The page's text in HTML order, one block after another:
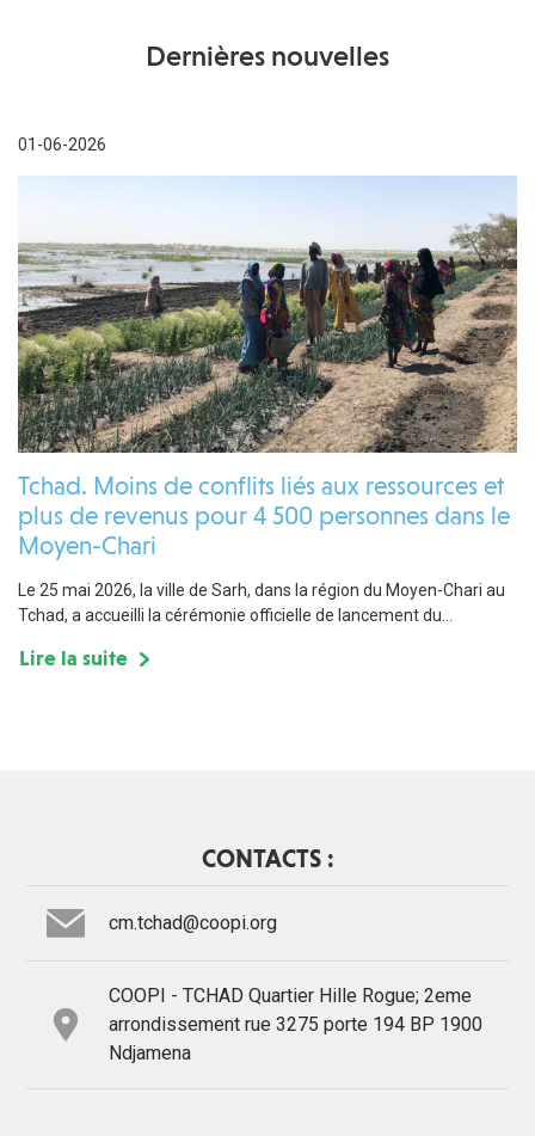
Dernières nouvelles
01-06-2026
Tchad. Moins de conflits liés aux ressources et
plus de revenus pour 4 500 personnes dans le
Moyen-Chari
Le 25 mai 2026, la ville de Sarh, dans la région du Moyen-Chari au
Tchad, a accueilli la cérémonie officielle de lancement du...
Lire la suite
CONTACTS :
cm.tchad@coopi.org
COOPI - TCHAD Quartier Hille Rogue; 2eme
arrondissement rue 3275 porte 194 BP 1900
Ndjamena